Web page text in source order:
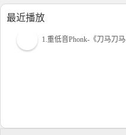
最近播放
1.重低音Phonk-《刀马刀